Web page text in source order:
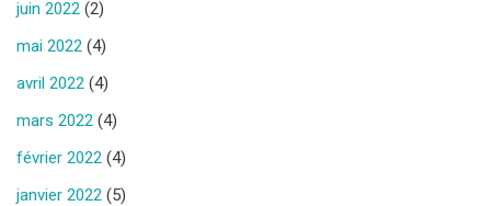
juin 2022 (2)
mai 2022 (4)
avril 2022 (4)
mars 2022 (4)
février 2022 (4)
janvier 2022 (5)